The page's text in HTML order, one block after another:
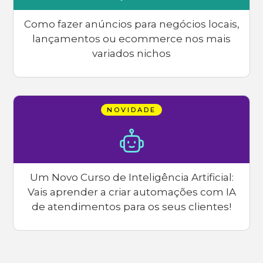
Como fazer anúncios para negócios locais,
lançamentos ou ecommerce nos mais
variados nichos
NOVIDADE
Um Novo Curso de Inteligência Artificial:
Vais aprender a criar automações com IA
de atendimentos para os seus clientes!